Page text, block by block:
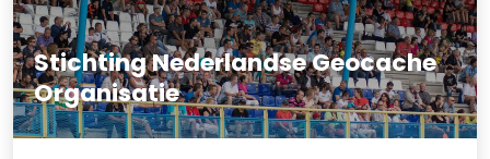
Stichting Nederlandse Geocache
Organisatie